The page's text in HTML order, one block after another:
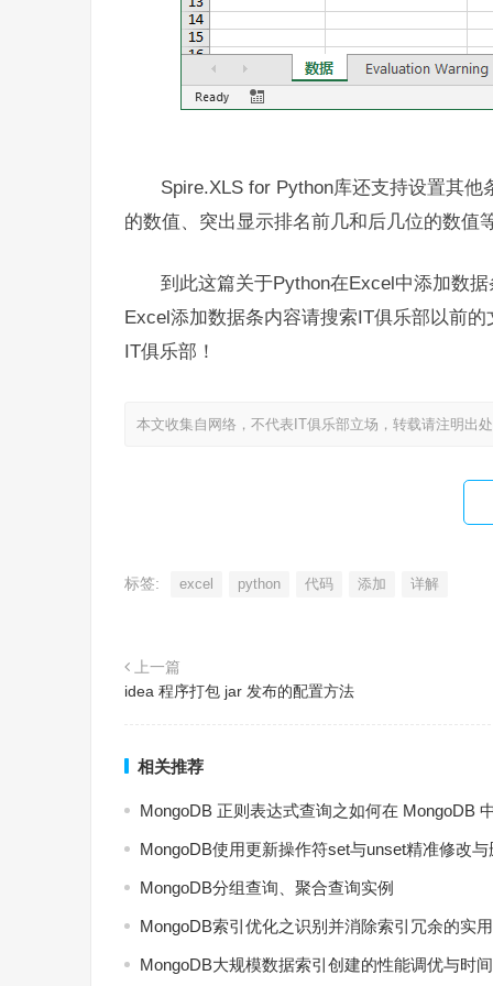
Spire.XLS for Python库还支持设置其
的数值、突出显示排名前几和后几位的数值
到此这篇关于Python在Excel中添加数
Excel添加数据条内容请搜索IT俱乐部以前
IT俱乐部！
本文收集自网络，不代表IT俱乐部立场，转载请注明出
标签: excel python 代码 添加 详解
上一篇
idea 程序打包 jar 发布的配置方法
相关推荐
MongoDB 正则表达式查询之如何在 MongoDB
MongoDB使用更新操作符set与unset精准修改
MongoDB分组查询、聚合查询实例
MongoDB索引优化之识别并消除索引冗余的实
MongoDB大规模数据索引创建的性能调优与时